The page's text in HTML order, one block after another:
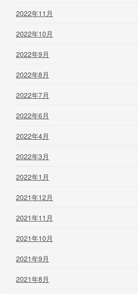
2022年11月
2022年10月
2022年9月
2022年8月
2022年7月
2022年6月
2022年4月
2022年3月
2022年1月
2021年12月
2021年11月
2021年10月
2021年9月
2021年8月